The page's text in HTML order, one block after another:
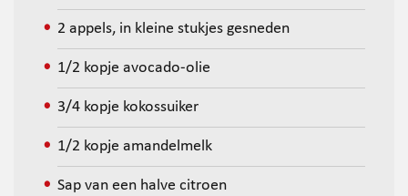
2 appels, in kleine stukjes gesneden
1/2 kopje avocado-olie
3/4 kopje kokossuiker
1/2 kopje amandelmelk
Sap van een halve citroen